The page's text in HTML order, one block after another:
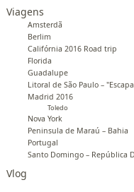
Viagens
Amsterdã
Berlim
Califórnia 2016 Road trip
Florida
Guadalupe
Litoral de São Paulo –
Madrid 2016
Toledo
Nova York
Peninsula de Maraú – Bahia
Portugal
Santo Domingo – República
Vlog